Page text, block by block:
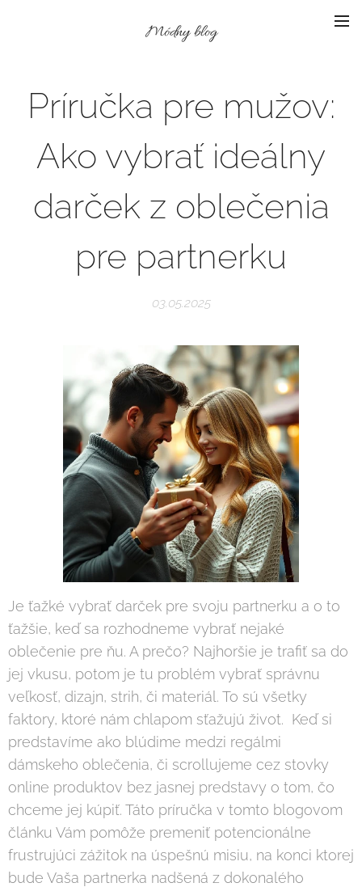
Módny blog
Príručka pre mužov:
Ako vybrať ideálny
darček z oblečenia
pre partnerku
03.05.2025
Je ťažké vybrať darček pre svoju partnerku a o to
ťažšie, keď sa rozhodneme vybrať nejaké
oblečenie pre ňu. A prečo? Najhoršie je trafiť sa do
jej vkusu, potom je tu problém vybrať správnu
veľkosť, dizajn, strih, či materiál. To sú všetky
faktory, ktoré nám chlapom sťažujú život. Keď si
predstavíme ako blúdime medzi regálmi
dámskeho oblečenia, či scrollujeme cez stovky
online produktov bez jasnej predstavy o tom, čo
chceme jej kúpiť. Táto príručka v tomto blogovom
článku Vám pomôže premeniť potencionálne
frustrujúci zážitok na úspešnú misiu, na konci ktorej
bude Vaša partnerka nadšená z dokonalého